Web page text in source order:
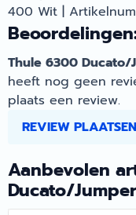
400 Wit |
Thule 6300
heeft nog geen
plaats een review.
REVIEW PLAATSEN
Aanbevolen
Ducato/